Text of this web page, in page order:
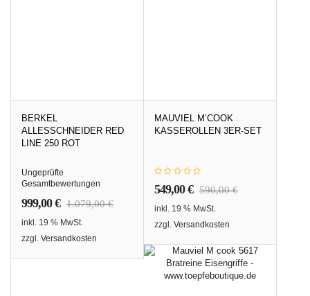
BERKEL
ALLESSCHNEIDER RED
LINE 250 ROT
Ungeprüfte
Gesamtbewertungen
999,00€ 1.079,00€
inkl. 19 % MwSt.
zzgl. Versandkosten
MAUVIEL M’COOK
KASSEROLLEN 3ER-SET
549,00€ 590,00€
inkl. 19 % MwSt.
zzgl. Versandkosten